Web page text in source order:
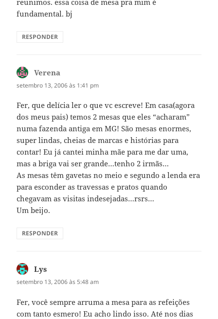
reunimos. essa coisa de mesa pra mim é
fundamental. bj
RESPONDER
Verena
setembro 13, 2006 às 1:41 pm
Fer, que delícia ler o que vc escreve! Em casa(agora
dos meus pais) temos 2 mesas que eles “acharam”
numa fazenda antiga em MG! São mesas enormes,
super lindas, cheias de marcas e histórias para
contar! Eu já cantei minha mãe para me dar uma,
mas a briga vai ser grande…tenho 2 irmãs…
As mesas têm gavetas no meio e segundo a lenda era
para esconder as travessas e pratos quando
chegavam as visitas indesejadas…rsrs…
Um beijo.
RESPONDER
Lys
setembro 13, 2006 às 5:48 am
Fer, você sempre arruma a mesa para as refeições
com tanto esmero! Eu acho lindo isso. Até nos dias